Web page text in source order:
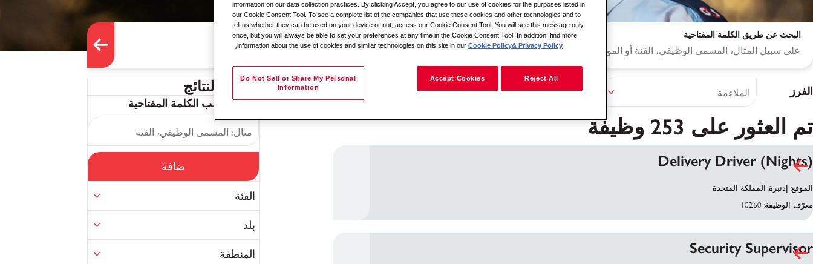
نتائج البحث
البحث عن طريق الكلمة المفتاحية البحث حسب الموقع
الفرز
تم العثور على 253 وظيفة
Delivery Driver (Nights)
الموقع: إدنبرة, المملكة المتحدة
معرّف الوظيفة: 10260
Security Supervisor
تصفية النتائج
تصفية حسب الكلمة المفتاحية
ضافة
الفئة
بلد
المنطقة
information on our data collection practices. By clicking Accept, you agree to our use of cookies for the purposes listed in
our Cookie Consent Tool. To see a complete list of the companies that use these cookies and other technologies and to
tell us whether they can be used on your device or not, access our Cookie Consent Tool. You will see this message only
once, but you will always be able to set your preferences at any time in the Cookie Consent Tool. In addition, find more
information about the use of cookies and similar technologies on this site in our Cookie Policy& Privacy Policy.
Do Not Sell or Share My Personal
Information
Reject All
Accept Cookies